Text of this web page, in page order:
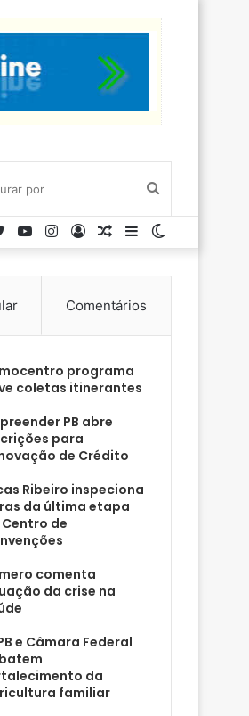
por
Barra
Artigo
Entrar
Instagram
YouTube
Twitter
Comentários
programa
coletas itinerantes
PB abre
para
de Crédito
Ribeiro inspeciona
da última etapa
de
comenta
da crise na
e Câmara Federal
da
familiar